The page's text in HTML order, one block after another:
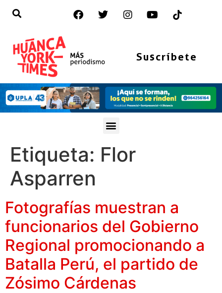
Suscríbete
Etiqueta: Flor
Asparren
Fotografías muestran a
funcionarios del Gobierno
Regional promocionando a
Batalla Perú, el partido de
Zósimo Cárdenas